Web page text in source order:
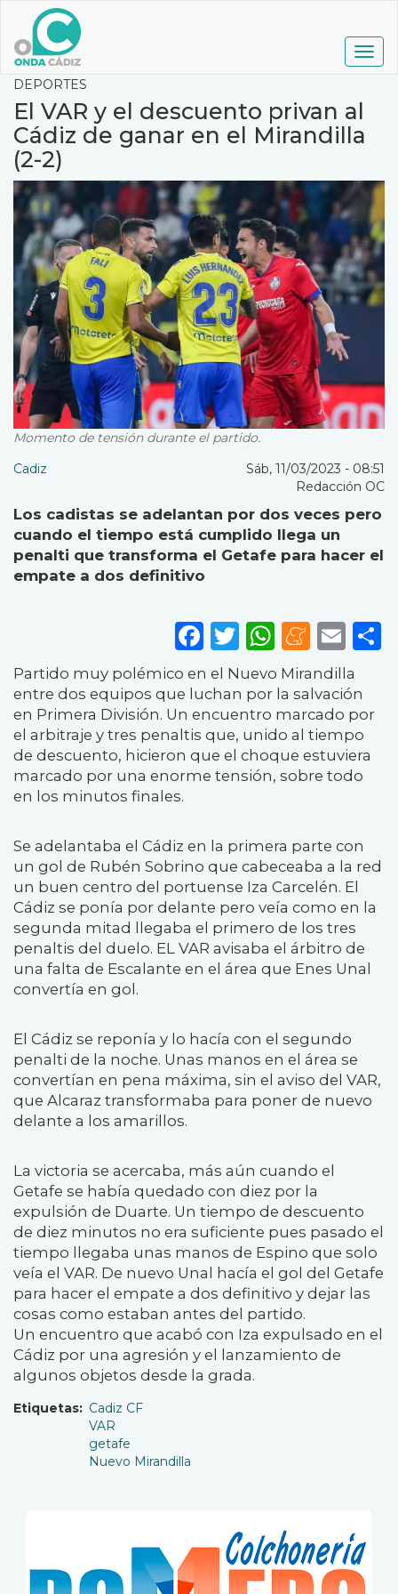
contenido
principal
DEPORTES
El VAR y el descuento privan al
Cádiz de ganar en el Mirandilla
(2-2)
Momento de tensión durante el partido.
Cadiz
Sáb, 11/03/2023 - 08:51
Redacción OC
Los cadistas se adelantan por dos veces pero
cuando el tiempo está cumplido llega un
penalti que transforma el Getafe para hacer el
empate a dos definitivo
Facebook
Twitter
Partido muy polémico en el Nuevo Mirandilla
entre dos equipos que luchan por la salvación
en Primera División. Un encuentro marcado por
el arbitraje y tres penaltis que, unido al tiempo
de descuento, hicieron que el choque estuviera
marcado por una enorme tensión, sobre todo
en los minutos finales.
Se adelantaba el Cádiz en la primera parte con
un gol de Rubén Sobrino que cabeceaba a la red
un buen centro del portuense Iza Carcelén. El
Cádiz se ponía por delante pero veía como en la
segunda mitad llegaba el primero de los tres
penaltis del duelo. EL VAR avisaba el árbitro de
una falta de Escalante en el área que Enes Unal
convertía en gol.
El Cádiz se reponía y lo hacía con el segundo
penalti de la noche. Unas manos en el área se
convertían en pena máxima, sin el aviso del VAR,
que Alcaraz transformaba para poner de nuevo
delante a los amarillos.
La victoria se acercaba, más aún cuando el
Getafe se había quedado con diez por la
expulsión de Duarte. Un tiempo de descuento
de diez minutos no era suficiente pues pasado el
tiempo llegaba unas manos de Espino que solo
veía el VAR. De nuevo Unal hacía el gol del Getafe
para hacer el empate a dos definitivo y dejar las
cosas como estaban antes del partido.
Un encuentro que acabó con Iza expulsado en el
Cádiz por una agresión y el lanzamiento de
algunos objetos desde la grada.
Etiquetas
Cadiz CF
VAR
getafe
Nuevo Mirandilla